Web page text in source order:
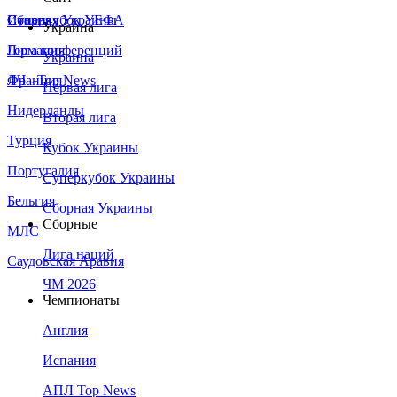
Сборная Украины
Италия
Германия
Франция
Нидерланды
Турция
Португалия
Бельгия
МЛС
Саудовская Аравия
Суперкубок УЕФА
Лига конференций
ЛЧ - Top News
Украина
Украина
Первая лига
Вторая лига
Кубок Украины
Суперкубок Украины
Сборная Украины
Сборные
Лига наций
ЧМ 2026
Чемпионаты
Англия
Испания
АПЛ Top News